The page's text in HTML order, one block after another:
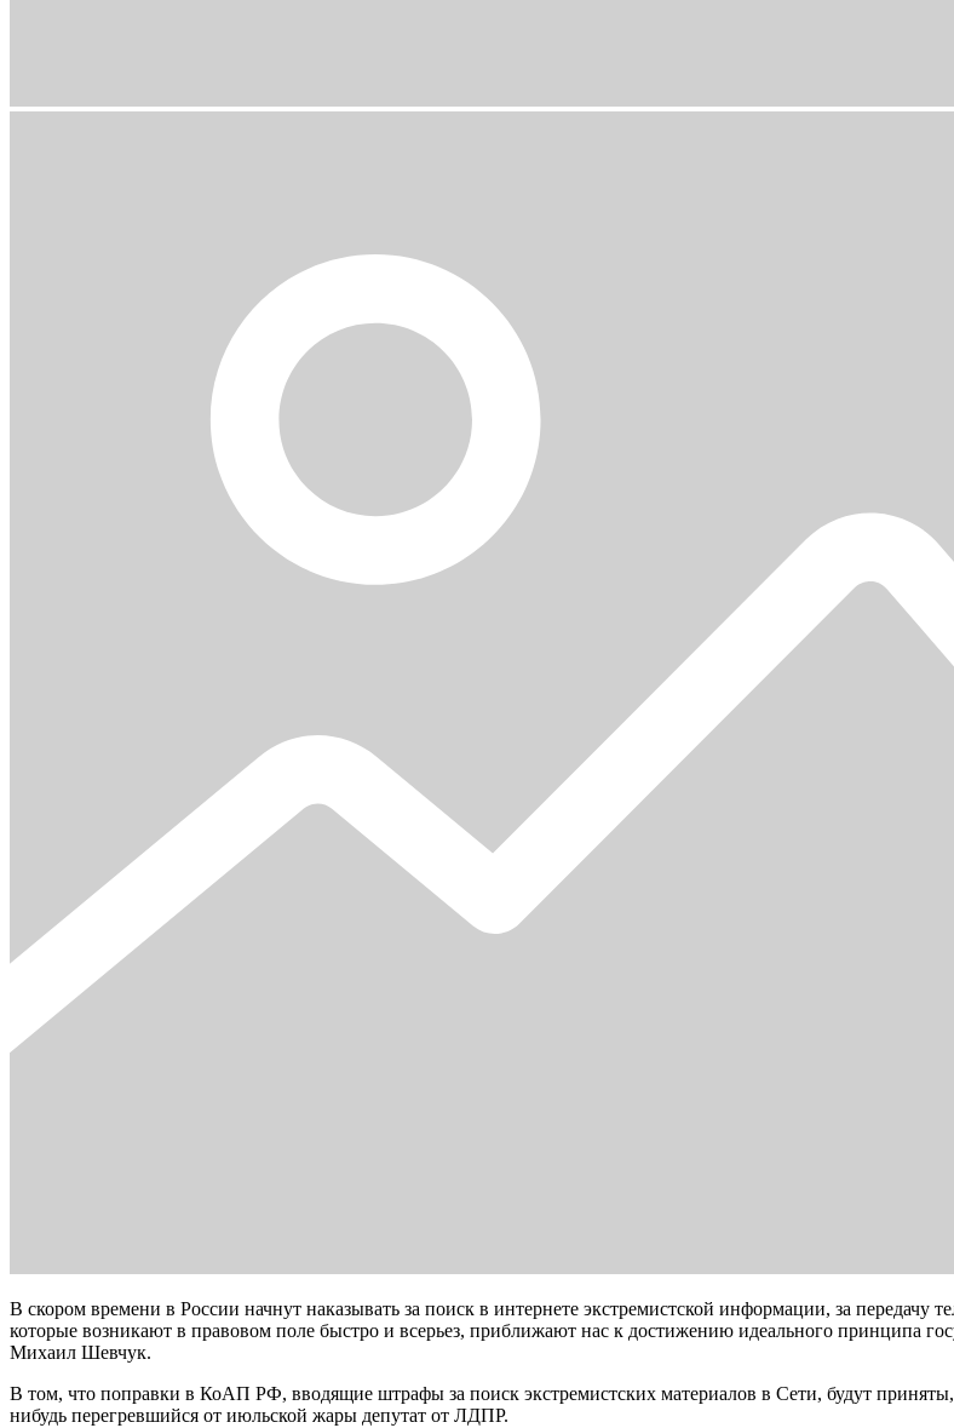
В скором времени в России начнут наказывать за поиск в интернете экстремистской информации, за передачу
которые возникают в правовом поле быстро и всерьез, приближают нас к достижению идеального принципа
Михаил Шевчук.
В том, что поправки в КоАП РФ, вводящие штрафы за поиск экстремистских материалов в Сети, будут
нибудь перегревшийся от июльской жары депутат от ЛДПР.